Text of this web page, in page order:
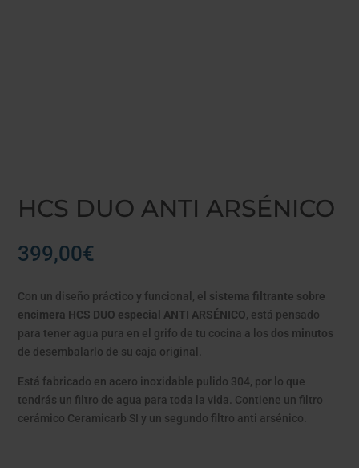
HCS DUO ANTI ARSÉNICO
399,00€
Con un diseño práctico y funcional, el sistema filtrante sobre
encimera HCS DUO especial ANTI ARSÉNICO, está pensado
para tener agua pura en el grifo de tu cocina a los dos minutos
de desembalarlo de su caja original.
Está fabricado en acero inoxidable pulido 304, por lo que
tendrás un filtro de agua para toda la vida. Contiene un filtro
cerámico Ceramicarb SI y un segundo filtro anti arsénico.